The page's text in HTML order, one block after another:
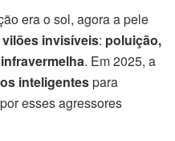
era o sol, agora a pele
invisíveis: poluição,
. Em 2025, a
inteligentespara
esses agressores